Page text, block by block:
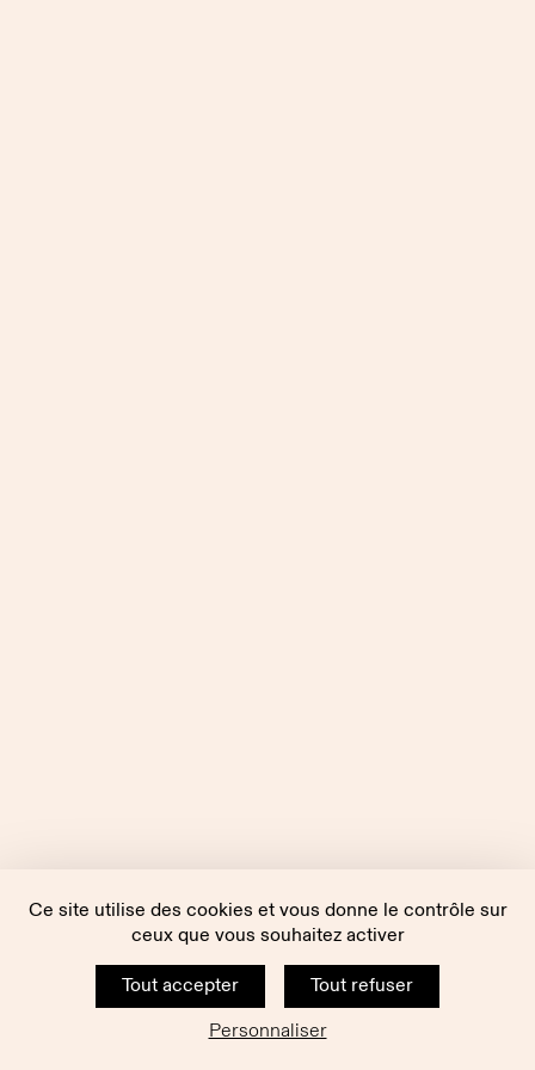
Ce site utilise des cookies et vous donne le contrôle sur
ceux que vous souhaitez activer
Tout accepter
Tout refuser
Personnaliser